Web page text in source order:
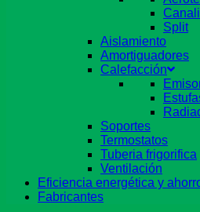
Split
Aislamiento
Amortiguadores
Calefacción
Soportes
Termostatos
Tuberia frigorifica
Ventilación
Eficiencia energética y
Fabricantes